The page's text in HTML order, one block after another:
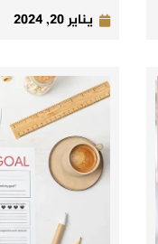
يناير 20, 2024